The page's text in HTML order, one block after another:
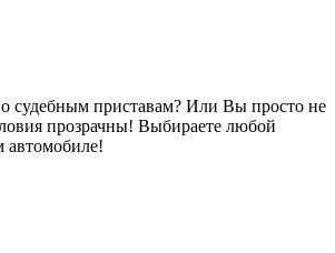
судебным приставам? Или Вы просто не
прозрачны! Выбираете любой
автомобиле!